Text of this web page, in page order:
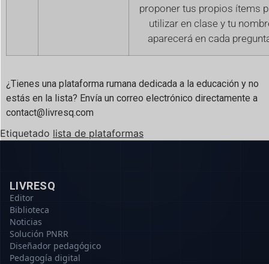
proponer tus propios ítems
utilizar en clase y tu
aparecerá en cada
¿Tienes una plataforma rumana dedicada a la educación y no
estás en la lista? Envía un correo electrónico directamente a
contact@livresq.com
Etiquetado lista de plataformas
LIVRESQ
Editor
Biblioteca
Noticias
Solución PNRR
Diseñador pedagógico
Pedagogía digital